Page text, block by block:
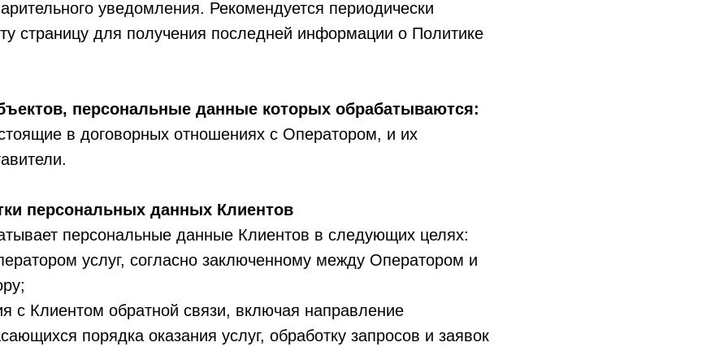
уведомления. Рекомендуется периодически
страницу для получения последней информации о Политике
персональные данные которых обрабатываются:
в договорных отношениях с Оператором, и их
персональных данных Клиентов
персональные данные Клиентов в следующих целях:
услуг, согласно заключенному между Оператором и
с Клиентом обратной связи, включая направление
порядка оказания услуг, обработку запросов и заявок